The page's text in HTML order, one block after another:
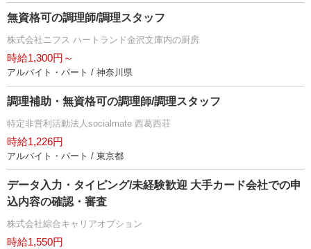
無資格可の調理師/調理スタッフ
株式会社ニフス ハートランド金沢文庫内の厨房
時給1,300円～
アルバイト・パート / 神奈川県
調理補助・無資格可の調理師/調理スタッフ
特定非営利活動法人socialmate 西葛西荘
時給1,226円
アルバイト・パート / 東京都
データ入力・タイピング/未経験歓迎 大手カード会社での申
込内容の確認・審査
株式会社綜合キャリアオプション
時給1,550円